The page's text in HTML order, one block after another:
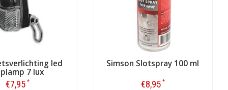
een sterk verband houden
en 2) wel degelijk ook echt
op de fiets, maar óók een
of raakt deze leeg: dus is het handig
led
7 lux
€7,95 *
Simson Slotspray 100 ml
€8,95 *